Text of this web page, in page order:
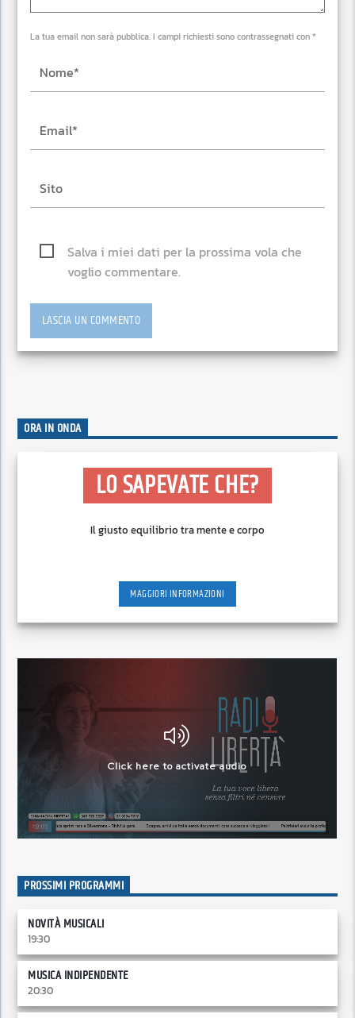
La tua email non sarà pubblica. I campi richiesti sono contrassegnati con *
Salva i miei dati per la prossima vola che
voglio commentare.
ORA IN ONDA
LO SAPEVATE CHE?
Il giusto equilibrio tra mente e corpo
MAGGIORI INFORMAZIONI
PROSSIMI PROGRAMMI
NOVITÀ MUSICALI
19:30
MUSICA INDIPENDENTE
20:30